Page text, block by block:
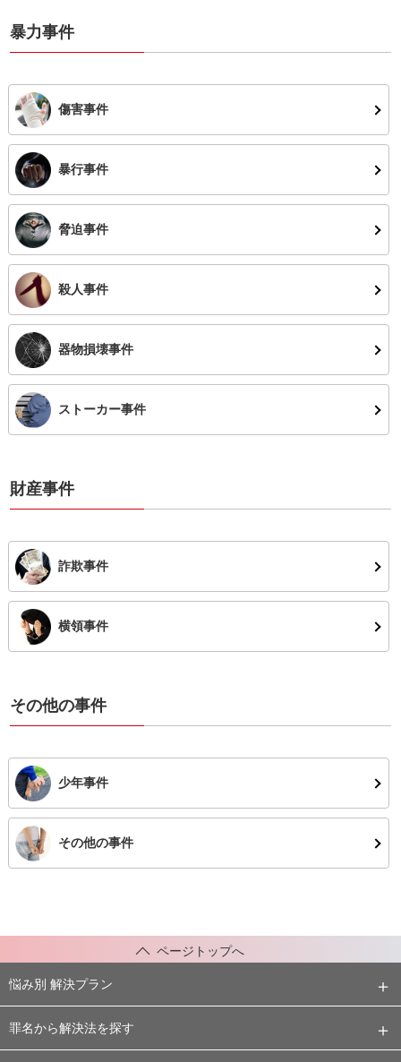
暴力事件
傷害事件
暴行事件
脅迫事件
殺人事件
器物損壊事件
ストーカー事件
財産事件
詐欺事件
横領事件
その他の事件
少年事件
その他の事件
ページトップへ
悩み別 解決プラン
罪名から解決法を探す